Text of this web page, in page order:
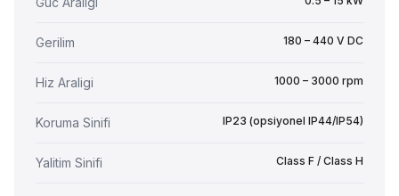
Gerilim 180 – 440 V DC
Hiz Araligi 1000 – 3000 rpm
Koruma Sinifi IP23 (opsiyonel IP44/IP54)
Yalitim Sinifi Class F / Class H